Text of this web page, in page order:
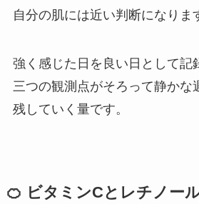
自分の肌には近い判断になりま
強く感じた日を良い日として記
三つの観測点がそろって静かな
残していく量です。
🍊 ビタミンCとレチノー